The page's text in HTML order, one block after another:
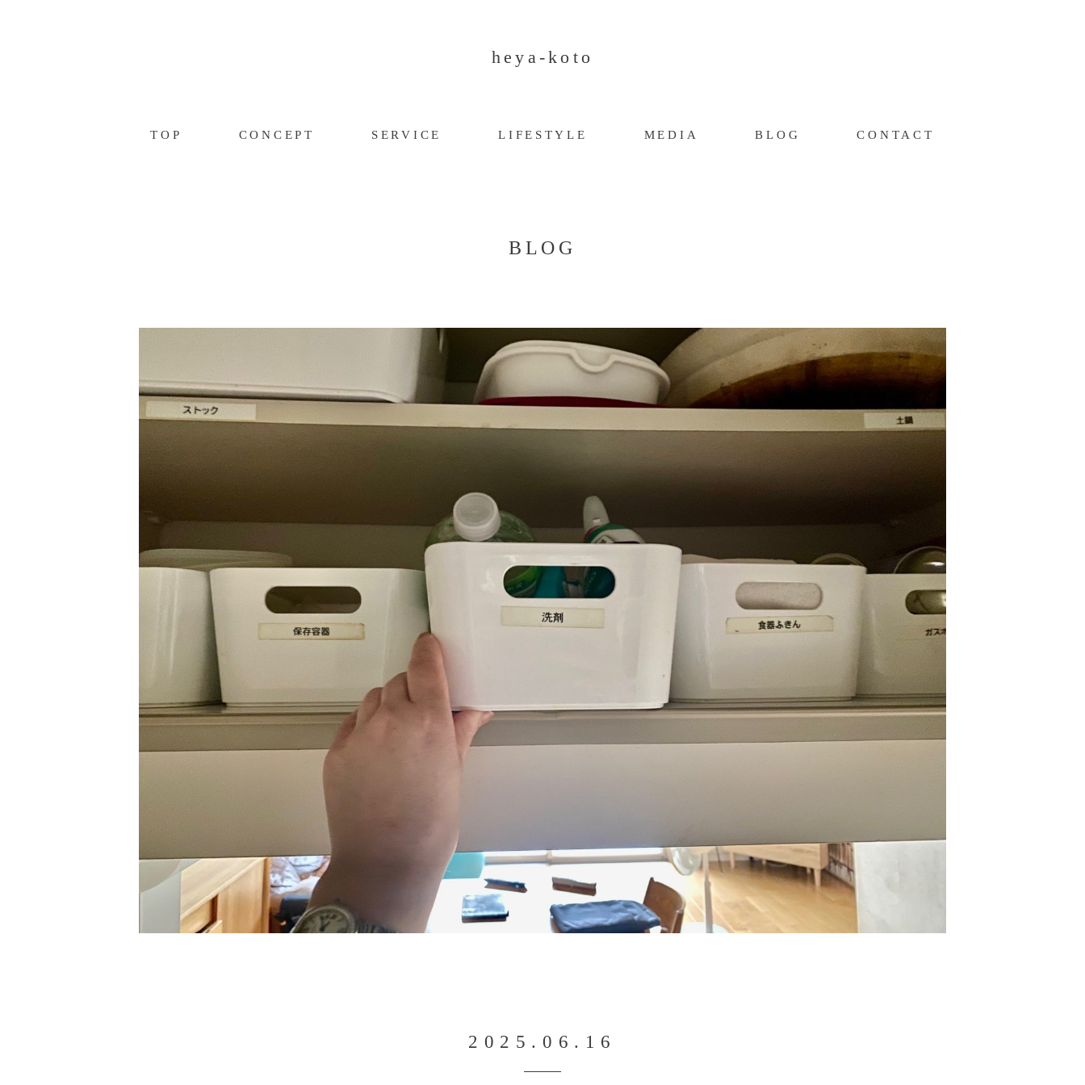
heya-koto
TOP CONCEPT SERVICE LIFESTYLE MEDIA BLOG CONTACT
BLOG
2025.06.16